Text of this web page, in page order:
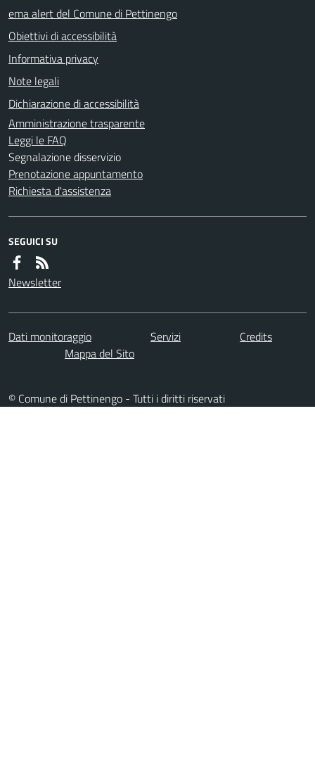
ema alert del Comune di Pettinengo
Obiettivi di accessibilità
Informativa privacy
Note legali
Dichiarazione di accessibilità
Amministrazione trasparente
Leggi le FAQ
Segnalazione disservizio
Prenotazione appuntamento
Richiesta d'assistenza
SEGUICI SU
Newsletter
Dati monitoraggio Servizi
Credits
Mappa del Sito
© Comune di Pettinengo - Tutti i diritti riservati